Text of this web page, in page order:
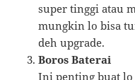
super tinggi atau
mungkin lo bisa
deh upgrade.
Boros Baterai
Ini penting buat